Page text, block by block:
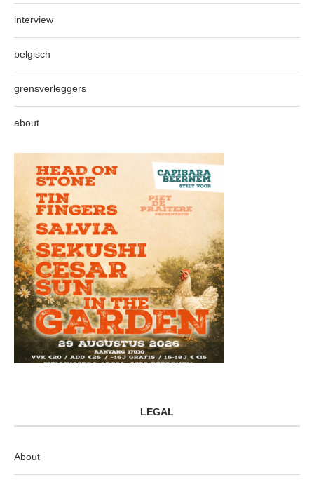
interview
belgisch
grensverleggers
about
LEGAL
About